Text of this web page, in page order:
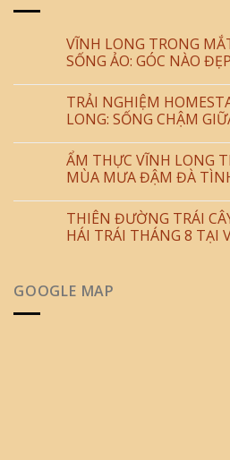
VĨNH LONG TRONG
SỐNG ẢO: GÓC NÀO
TRẢI NGHIỆM
LONG: SỐNG CHẬM
ẨM THỰC VĨNH LONG
MÙA MƯA ĐẬM ĐÀ
THIÊN ĐƯỜNG TRÁI
HÁI TRÁI THÁNG 8 TẠI
GOOGLE MAP